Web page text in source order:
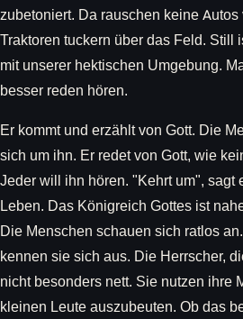
zubetoniert. Da rauschen keine
Traktoren tuckern über das Feld. Still
mit unserer hektischen Umgebung.
besser reden hören.
Er kommt und erzählt von Gott. Die
sich um ihn. Er redet von Gott, wie
Jeder will ihn hören. "Kehrt um", sagt
Leben. Das Königreich Gottes ist
Die Menschen schauen sich ratlos
kennen sie sich aus. Die Herrscher,
nicht besonders nett. Sie nutzen ihre
kleinen Leute auszubeuten. Ob das